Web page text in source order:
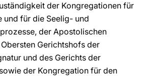
der Kongregationen für
und für die Seelig- und
der Apostolischen
Gerichtshofs der
und des Gerichts der
der Kongregation für den